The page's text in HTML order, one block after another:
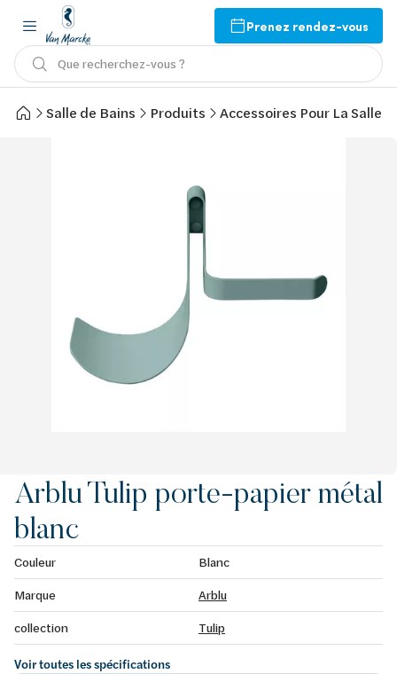
Prenez rendez-vous
Que recherchez-vous ?
Salle de Bains Produits Accessoires Pour La Salle
Arblu Tulip porte-papier métal
blanc
Couleur
Blanc
Marque
Arblu
collection
Tulip
Voir toutes les spécifications